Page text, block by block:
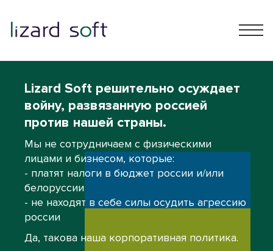
Lizard Soft решительно осуждает
войну, развязанную россией
против нашей страны.
Мы не сотрудничаем с физическими
лицами и бизнесом, которые:
- платят налоги в бюджет россии и/или
белоруссии
- не находят в себе силы осудить агрессию
россии
Да, такова наша корпоративная политика.